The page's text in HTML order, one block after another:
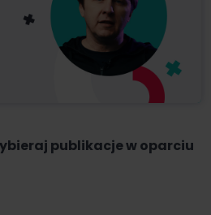
publikacje w oparciu